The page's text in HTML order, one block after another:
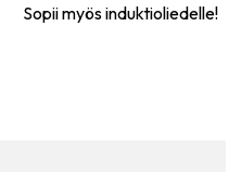
Sopii myös induktioliedelle!